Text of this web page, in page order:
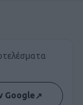
Google↗